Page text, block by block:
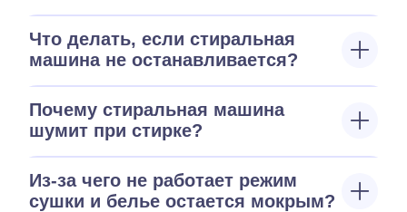
Что делать, если стиральная
машина не останавливается?
Почему стиральная машина
шумит при стирке?
Из-за чего не работает режим
сушки и белье остается мокрым?